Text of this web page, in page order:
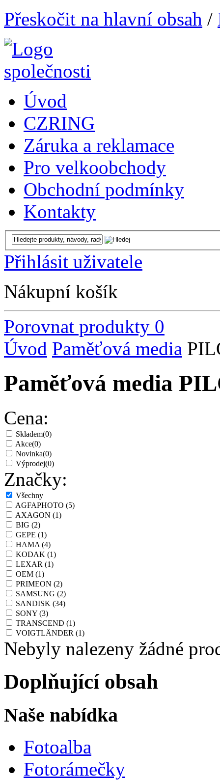
Přeskočit na hlavní obsah /
Úvod
CZRING
Záruka a reklamace
Pro velkoobchody
Obchodní podmínky
Kontakty
Přihlásit uživatele
Nákupní košík
Porovnat produkty 0
Úvod Paměťová media
Paměťová media
Cena:
Skladem(0)
Akce(0)
Novinka(0)
Výprodej(0)
Značky:
Všechny
AGFAPHOTO (5)
AXAGON (1)
BIG (2)
GEPE (1)
HAMA(4)
KODAK (1)
LEXAR (1)
OEM (1)
PRIMEON (2)
SAMSUNG (2)
SANDISK (34)
SONY (3)
TRANSCEND (1)
VOIGTLÄNDER (1)
Nebyly nalezeny žádné
Doplňující obsah
Naše nabídka
Fotoalba
Fotorámečky